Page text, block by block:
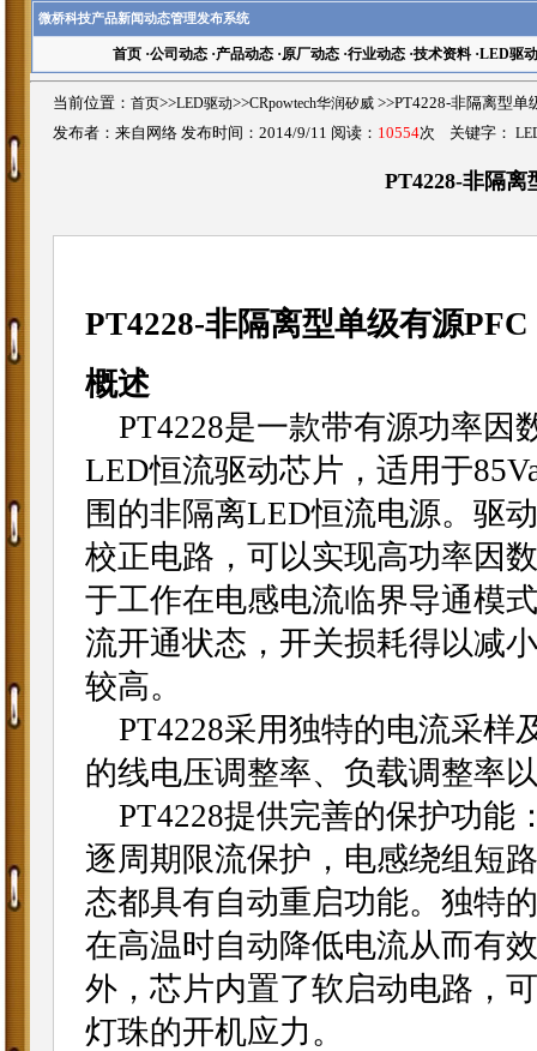
微桥科技产品新闻动态管理发布系统
首页·公司动态·产品动态·原厂动态·行业动态·技术资料·LED驱动
当前位置： 首页>>LED驱动>>CRpowtech华润矽威 >>PT4228-非隔离型
发布者：来自网络 发布时间：2014/9/11 阅读： 10554次 关键字：
PT4228-非隔
PT4228-非隔离型单级有源
概述
PT4228是一款带有源功率因
LED恒流驱动芯片，适用于
围的非隔离LED恒流电源。驱
校正电路，可以实现高功率因
于工作在电感电流临界导通模
流开通状态，开关损耗得以减
较高。
PT4228采用独特的电流采样
的线电压调整率、负载调整率
PT4228提供完善的保护功能
逐周期限流保护，电感绕组短
态都具有自动重启功能。独特
在高温时自动降低电流从而有
外，芯片内置了软启动电路，
灯珠的开机应力。